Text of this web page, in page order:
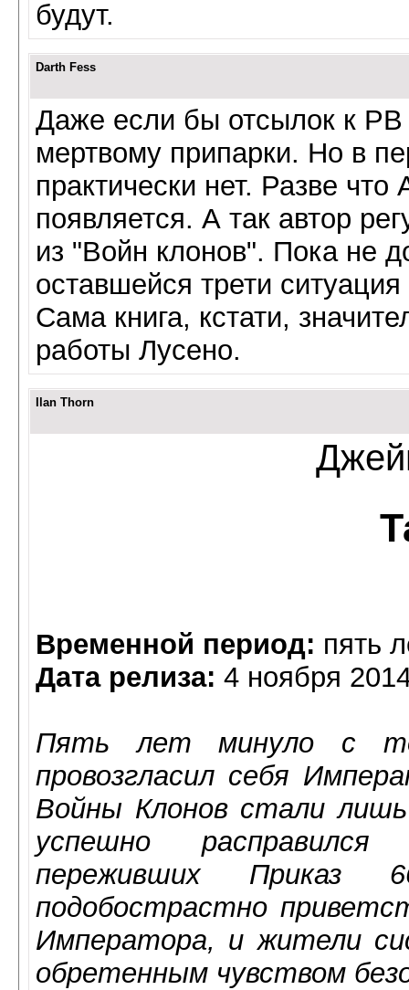
будут.
Darth Fess
Даже если бы отсылок к
мертвому припарки. Но в
практически нет. Разве
появляется. А так автор
из "Войн клонов". Пока не
оставшейся трети
Сама книга, кстати,
работы Лусено.
Ilan Thorn
Временной период: пять
Дата релиза: 4 ноября
Пять лет минуло с
провозгласил себя
Войны Клонов стали
успешно
переживших Приказ
подобострастно
Императора, и жители
обретенным чувством